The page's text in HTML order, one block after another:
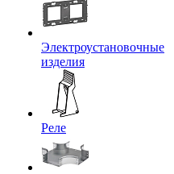
Электроустановочные
изделия
Реле